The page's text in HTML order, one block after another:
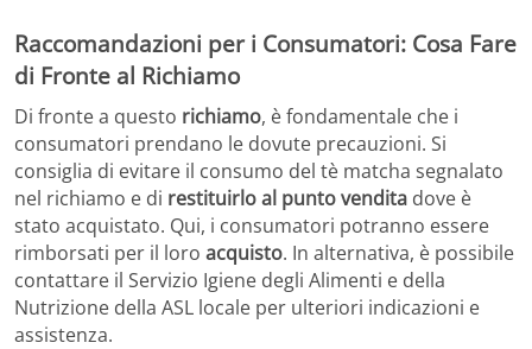
Raccomandazioni per i Consumatori: Cosa Fare
di Fronte al Richiamo
Di fronte a questo richiamo, è fondamentale che i
consumatori prendano le dovute precauzioni. Si
consiglia di evitare il consumo del tè matcha segnalato
nel richiamo e di restituirlo al punto vendita dove è
stato acquistato. Qui, i consumatori potranno essere
rimborsati per il loro acquisto. In alternativa, è possibile
contattare il Servizio Igiene degli Alimenti e della
Nutrizione della ASL locale per ulteriori indicazioni e
assistenza.